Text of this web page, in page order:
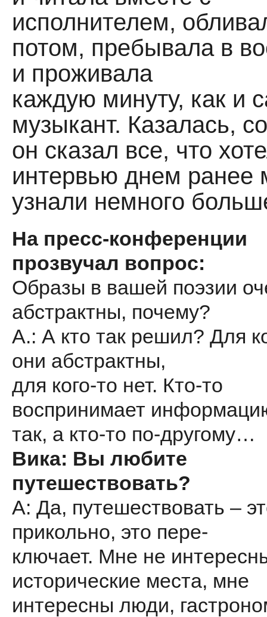
исполнителем,
потом, пребывала в
и проживала
каждую минуту, как и
музыкант. Казалась,
он сказал все, что
интервью днем ранее
узнали немного
На пресс-конференции
прозвучал вопрос:
Образы в вашей поэзии
абстрактны, почему?
А.: А кто так решил? Для
они абстрактны,
для кого-то нет. Кто-то
воспринимает
так, а кто-то по-другому…
Вика: Вы любите
путешествовать?
А: Да, путешествовать –
прикольно, это пере-
ключает. Мне не
исторические места, мне
интересны люди,